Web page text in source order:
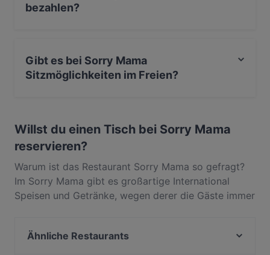
bezahlen?
Gibt es bei Sorry Mama
Sitzmöglichkeiten im Freien?
Willst du einen Tisch bei Sorry Mama
reservieren?
Warum ist das Restaurant Sorry Mama so gefragt?
Im Sorry Mama gibt es großartige International
Speisen und Getränke, wegen derer die Gäste immer
Pasta. Finde heraus, was Sorry Mama von anderen
Ähnliche Restaurants